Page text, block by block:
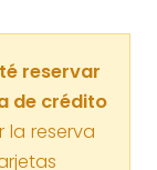
reservar
de crédito
la reserva